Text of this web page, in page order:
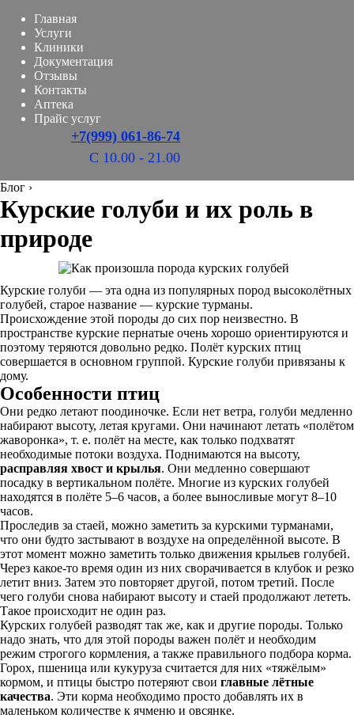
Главная
Услуги
Клиники
Документация
Отзывы
Контакты
Аптека
Прайс услуг
+7(999) 061-86-74
С 10.00 - 21.00
Блог ›
Курские голуби и их роль в
природе
Курские голуби — эта одна из популярных пород высоколётных
голубей, старое название — курские турманы.
Происхождение этой породы до сих пор неизвестно. В
пространстве курские пернатые очень хорошо ориентируются и
поэтому теряются довольно редко. Полёт курских птиц
совершается в основном группой. Курские голуби привязаны к
дому.
Особенности птиц
Они редко летают поодиночке. Если нет ветра, голуби медленно
набирают высоту, летая кругами. Они начинают летать «полётом
жаворонка», т. е. полёт на месте, как только подхватят
необходимые потоки воздуха. Поднимаются на высоту,
расправляя хвост и крылья. Они медленно совершают
посадку в вертикальном полёте. Многие из курских голубей
находятся в полёте 5–6 часов, а более выносливые могут 8–10
часов.
Проследив за стаей, можно заметить за курскими турманами,
что они будто застывают в воздухе на определённой высоте. В
этот момент можно заметить только движения крыльев голубей.
Через какое-то время один из них сворачивается в клубок и резко
летит вниз. Затем это повторяет другой, потом третий. После
чего голуби снова набирают высоту и стаей продолжают лететь.
Такое происходит не один раз.
Курских голубей разводят так же, как и другие породы. Только
надо знать, что для этой породы важен полёт и необходим
режим строгого кормления, а также правильного подбора корма.
Горох, пшеница или кукуруза считается для них «тяжёлым»
кормом, и птицы быстро потеряют свои главные лётные
качества. Эти корма необходимо просто добавлять их в
маленьком количестве к ячменю и овсянке.